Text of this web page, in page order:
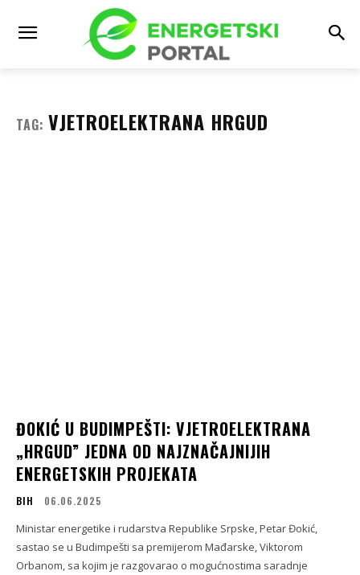
TAG: VJETROELEKTRANA HRGUD
ĐOKIĆ U BUDIMPEŠTI: VJETROELEKTRANA
„HRGUD” JEDNA OD NAJZNAČAJNIJIH
ENERGETSKIH PROJEKATA
BIH 06.06.2025
Ministar energetike i rudarstva Republike Srpske, Petar Đokić,
sastao se u Budimpešti sa premijerom Mađarske, Viktorom
Orbanom, sa kojim je razgovarao o mogućnostima saradnje